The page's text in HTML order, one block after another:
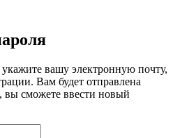
вашу электронную почту,
Вам будет отправлена
вы сможете ввести новый